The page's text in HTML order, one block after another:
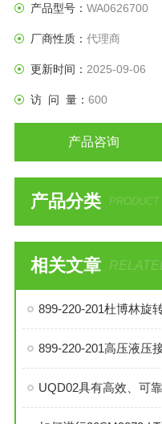
产品型号： WA0626700
厂商性质： 代理商
更新时间： 2025-09-06
访 问 量： 600
产品咨询
产品分类
相关文章
899-220-201高压液压
UQD02具有高效、可